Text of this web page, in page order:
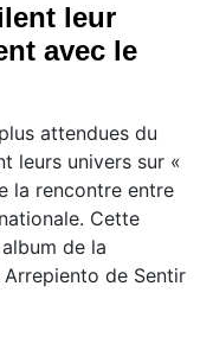
leur
avec le
attendues du
leurs univers sur «
la rencontre entre
Cette
de la
de Sentir